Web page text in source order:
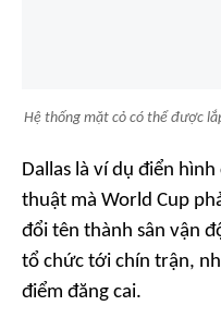
Hệ thống mặt cỏ có thể được
Dallas là ví dụ điển
thuật mà World Cup
đổi tên thành sân vận
tổ chức tới chín trận,
điểm đăng cai.